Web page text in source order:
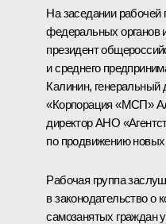
На заседании рабочей
федеральных органов
президент
и среднего
Калинин, генеральный
«Корпорация «МСП»
директор АНО
по продвижению
Рабочая группа
в законодательство о
самозанятых граждан